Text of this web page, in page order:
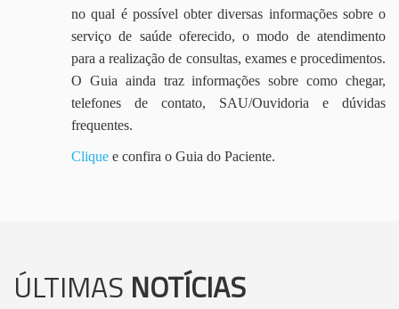
no qual é possível obter diversas informações sobre o
serviço de saúde oferecido, o modo de atendimento
para a realização de consultas, exames e procedimentos.
O Guia ainda traz informações sobre como chegar,
telefones de contato, SAU/Ouvidoria e dúvidas
frequentes.
Clique e confira o Guia do Paciente.
ÚLTIMAS NOTÍCIAS